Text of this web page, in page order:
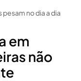
no dia a dia
em
não